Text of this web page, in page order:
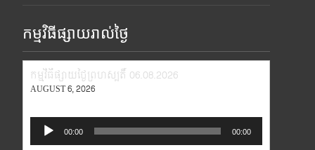
កម្មវិធីផ្សាយរាល់ថ្ងៃ
កម្មវិធីផ្សាយថ្ងៃព្រហស្បតិ៍ 06.08.2026
AUGUST 6, 2026
Audio
Player
00:00 00:00